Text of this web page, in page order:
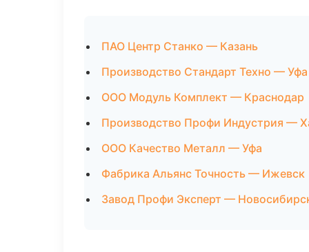
ПАО Центр Станко — Казань
Производство Стандарт Техно — Уфа
ООО Модуль Комплект — Краснодар
Производство Профи Индустрия —
ООО Качество Металл — Уфа
Фабрика Альянс Точность — Ижевск
Завод Профи Эксперт —